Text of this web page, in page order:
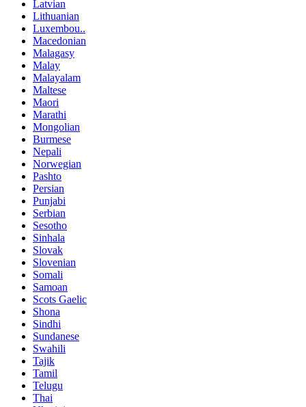
Latvian
Lithuanian
Luxembou..
Macedonian
Malagasy
Malay
Malayalam
Maltese
Maori
Marathi
Mongolian
Burmese
Nepali
Norwegian
Pashto
Persian
Punjabi
Serbian
Sesotho
Sinhala
Slovak
Slovenian
Somali
Samoan
Scots Gaelic
Shona
Sindhi
Sundanese
Swahili
Tajik
Tamil
Telugu
Thai